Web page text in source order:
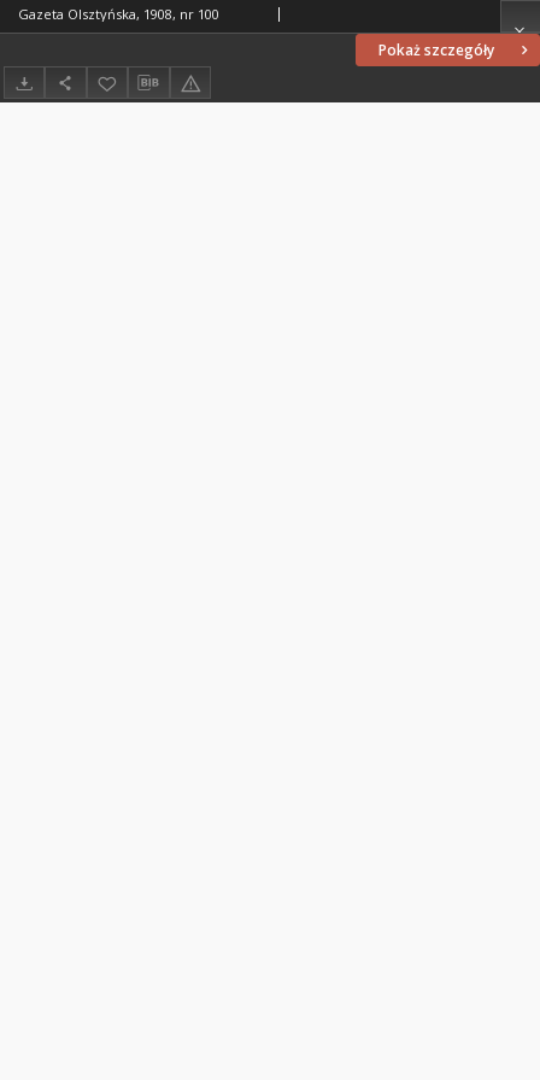
Pokaż szczegóły
Gazeta Olsztyńska, 1908, nr 100